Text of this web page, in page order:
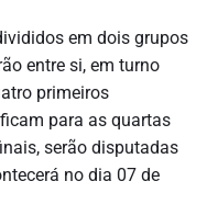
em dois grupos
entre si, em turno
primeiros
para as quartas
serão disputadas
no dia 07 de